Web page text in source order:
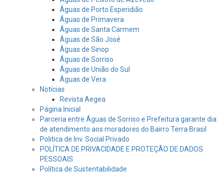
Águas de Porto Esperidião
Águas de Primavera
Águas de Santa Carmem
Águas de São José
Águas de Sinop
Águas de Sorriso
Águas de União do Sul
Águas de Vera
Notícias
Revista Aegea
Página Inicial
Parceria entre Águas de Sorriso e Prefeitura garante dia
de atendimento aos moradores do Bairro Terra Brasil
Politica de Inv. Social Privado
POLÍTICA DE PRIVACIDADE E PROTEÇÃO DE DADOS
PESSOAIS
Política de Sustentabilidade